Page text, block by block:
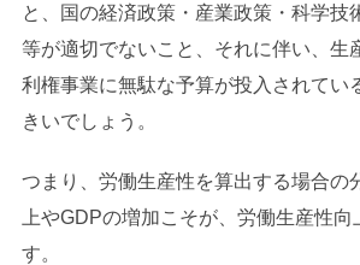
と、国の経済政策・産業政策・科学技
等が適切でないこと、それに伴い、生
利権事業に無駄な予算が投入されてい
きいでしょう。
つまり、労働生産性を算出する場合の
上やGDPの増加こそが、労働生産性向
す。